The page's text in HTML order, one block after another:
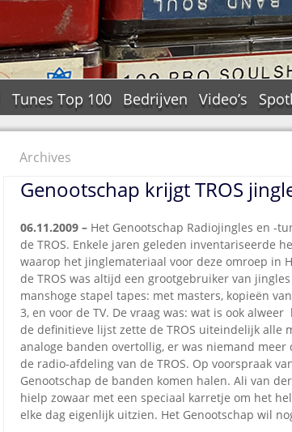
Tunes Top 100 Bedrijven Video’s
De
tags
De
Vaak
Archives
Genootschap krijgt TROS
06.11.2009 – Het Genootschap Radiojingles en -
de TROS. Enkele jaren geleden inventariseerde
waarop het jinglemateriaal voor deze omroep in
de TROS was altijd een grootgebruiker van
manshoge stapel tapes: met masters, kopieën
3, en voor de TV. De vraag was: wat is ook
de definitieve lijst zette de TROS uiteindelijk alle
analoge banden overtollig, er was niemand
de radio-afdeling van de TROS. Op voorspraak
Genootschap de banden komen halen. Ali van
hielp zowaar met een speciaal karretje om het
elke dag eigenlijk uitzien. Het Genootschap wil